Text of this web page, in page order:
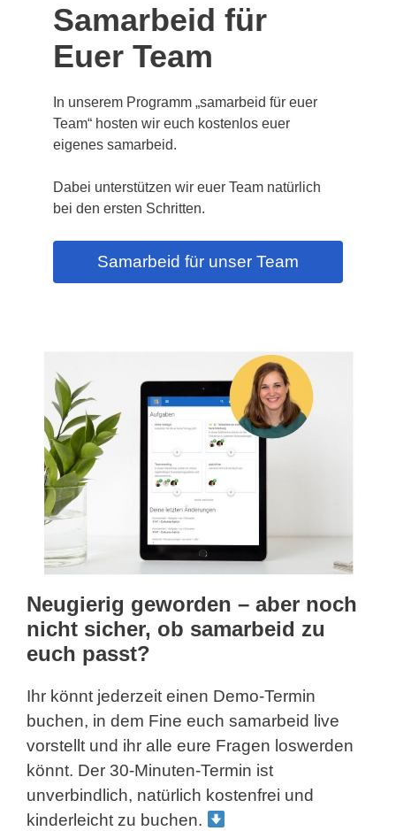
Samarbeid für
Euer Team
In unserem Programm „samarbeid für euer
Team“ hosten wir euch kostenlos euer
eigenes samarbeid.
Dabei unterstützen wir euer Team natürlich
bei den ersten Schritten.
Samarbeid für unser Team
Neugierig geworden – aber noch
nicht sicher, ob samarbeid zu
euch passt?
Ihr könnt jederzeit einen Demo-Termin
buchen, in dem Fine euch samarbeid live
vorstellt und ihr alle eure Fragen loswerden
könnt. Der 30-Minuten-Termin ist
unverbindlich, natürlich kostenfrei und
kinderleicht zu buchen.